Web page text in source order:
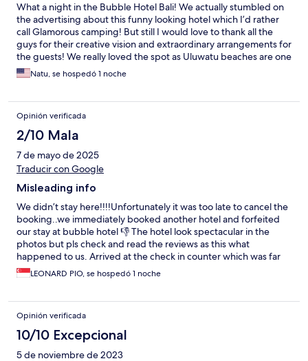
What a night in the Bubble Hotel Bali! We actually stumbled on
the advertising about this funny looking hotel which I’d rather
call Glamorous camping! But still I would love to thank all the
guys for their creative vision and extraordinary arrangements for
the guests! We really loved the spot as Uluwatu beaches are one
of the most beautiful spots with stunning view! There are two
reasons minimum which make this trip all worth going there –
starry starry sky I am speechless guys! We ordered food and it
was delivered by 7 pm as we’d been told! If you gonna visit
Bubble hotel please note you’d better keep food and personal
belongings safe from curious monkeys! They were our guests
and even made our stay more exciting! Thank you for
everything! We will come back another day!
Natu, se hospedó 1 noche
Opinión verificada
2/10 Mala
7 de mayo de 2025
Traducir con Google
Misleading info
We didn’t stay here!!!!Unfortunately it was too late to cancel the
booking..we immediately booked another hotel and forfeited
our stay at bubble hotel 👎 The hotel look spectacular in the
photos but pls check and read the reviews as this what
happened to us. Arrived at the check in counter which was far
away from the bubble hotel.Staff was very friendly but so many
unspoken rules. First when we booked the hotel(enchanted by
received the confirmation email it stated we will take your
OVERSIZED luggage- Pls state the luggage size next time!!!
Then at the bottom Be AWARE of the large suitcase/luggages or
luggage NOT More than 15kg Cannot be transported to your
bubble hotel. This is ridiculous as our luggage is less than 15kg
LEONARD PIO, se hospedó 1 noche
Opinión verificada
10/10 Excepcional
5 de noviembre de 2023